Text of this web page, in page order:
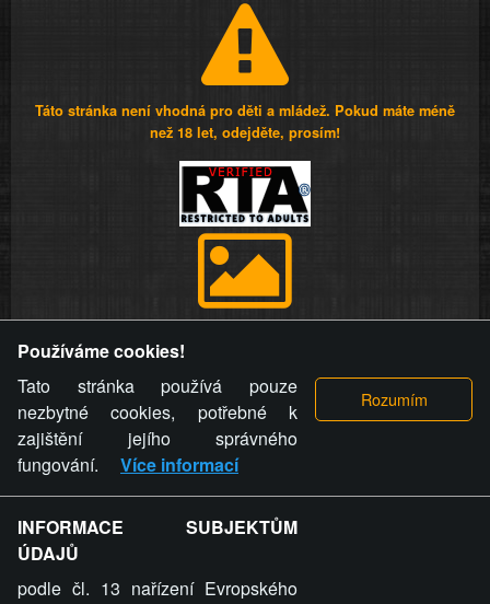
Táto stránka není vhodná pro děti a mládež. Pokud máte méně
než 18 let, odejděte, prosím!
videa a komentáře. Osoba, které se toto opatření provozovatele
stránky týče, ani osoba, která umístila fotografii nebo video na
stránku, nemůže z důvodu odstranění fotografie, videa nebo
komentáře pro výše uvedenou okolnost uplatnit vůči
provozovateli stránky žádný nárok na náhradu škody nebo
nemajetkové újmy.
ZVRÁCENÝ.CZ - Svět není zvrácenej. To jen
ty lidi...
Používáme cookies!
Tato stránka používá pouze
nezbytné cookies, potřebné k
zajištění jejího správného
fungování.
Více informací
INFORMACE SUBJEKTŮM
ÚDAJŮ
podle čl. 13 nařízení Evropského